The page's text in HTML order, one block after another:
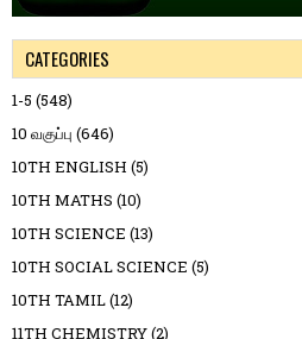
CATEGORIES
1-5 (548)
10 வகுப்பு (646)
10TH ENGLISH (5)
10TH MATHS (10)
10TH SCIENCE (13)
10TH SOCIAL SCIENCE (5)
10TH TAMIL(12)
11TH CHEMISTRY(2)